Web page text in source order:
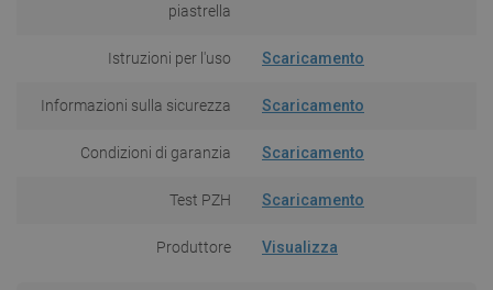
piastrella
Istruzioni per l'uso Scaricamento
Informazioni sulla sicurezza Scaricamento
Condizioni di garanzia Scaricamento
Test PZH Scaricamento
Produttore Visualizza